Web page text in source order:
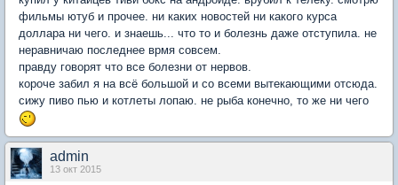
фильмы ютуб и прочее. ни каких новостей ни какого курса
доллара ни чего. и знаешь... что то и болезнь даже отступила. не
неравничаю последнее врмя совсем.
правду говорят что все болезни от нервов.
короче забил я на всё большой и со всеми вытекающими отсюда.
сижу пиво пью и котлеты лопаю. не рыба конечно, то же ни чего
admin
13 окт 2015